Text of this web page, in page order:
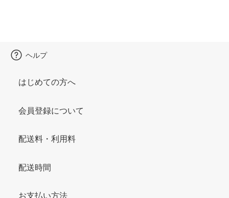
ヘルプ
はじめての方へ
会員登録について
配送料・利用料
配送時間
お支払い方法